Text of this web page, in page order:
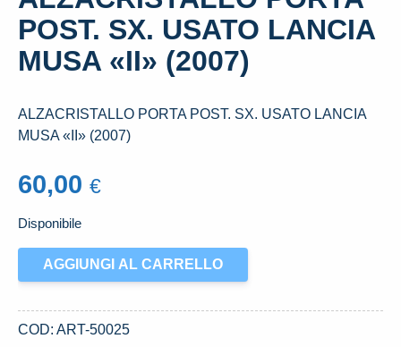
POST. SX. USATO LANCIA
MUSA «II» (2007)
ALZACRISTALLO PORTA POST. SX. USATO LANCIA
MUSA «II» (2007)
60,00 €
Disponibile
ALZACRISTALLO
PORTA
SX.
AGGIUNGI AL CARRELLO
COD: ART-50025